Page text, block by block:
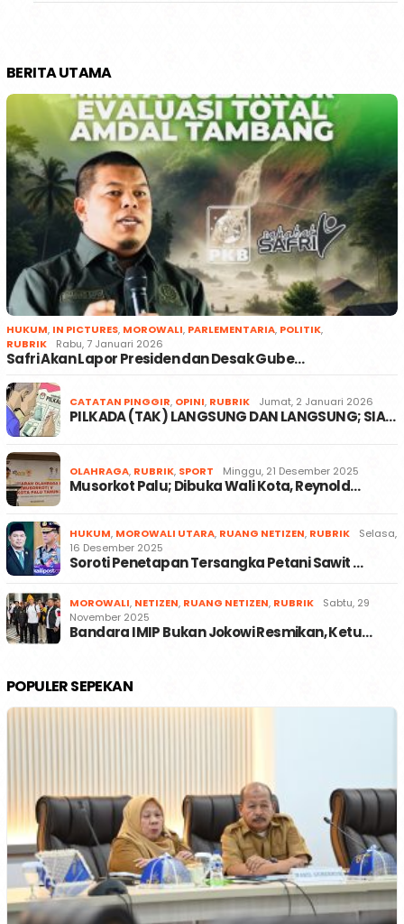
BERITA UTAMA
HUKUM, IN PICTURES, MOROWALI, PARLEMENTARIA, POLITIK,
RUBRIK
Rabu, 7 Januari 2026
Safri Akan Lapor Presiden dan Desak Gube…
CATATAN PINGGIR, OPINI, RUBRIK Jumat, 2 Januari 2026
PILKADA (TAK) LANGSUNG DAN LANGSUNG; SIA…
OLAHRAGA, RUBRIK, SPORT Minggu, 21 Desember 2025
Musorkot Palu; Dibuka Wali Kota, Reynold…
HUKUM, MOROWALI UTARA, RUANG NETIZEN, RUBRIK
Selasa,
16 Desember 2025
Soroti Penetapan Tersangka Petani Sawit …
MOROWALI, NETIZEN, RUANG NETIZEN, RUBRIK
Sabtu, 29
November 2025
Bandara IMIP Bukan Jokowi Resmikan, Ketu…
POPULER SEPEKAN